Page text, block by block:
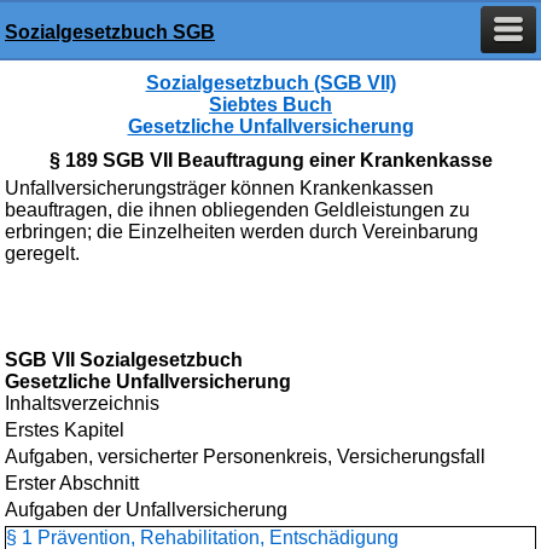
Sozialgesetzbuch SGB
Sozialgesetzbuch (SGB VII)
Siebtes Buch
Gesetzliche Unfallversicherung
§ 189 SGB VII Beauftragung einer Krankenkasse
Unfallversicherungsträger können Krankenkassen
beauftragen, die ihnen obliegenden Geldleistungen zu
erbringen; die Einzelheiten werden durch Vereinbarung
geregelt.
SGB VII Sozialgesetzbuch
Gesetzliche Unfallversicherung
Inhaltsverzeichnis
Erstes Kapitel
Aufgaben, versicherter Personenkreis, Versicherungsfall
Erster Abschnitt
Aufgaben der Unfallversicherung
§ 1 Prävention, Rehabilitation, Entschädigung